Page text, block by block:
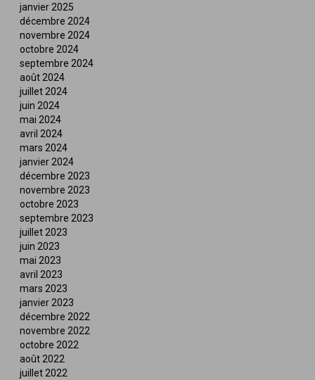
janvier 2025
décembre 2024
novembre 2024
octobre 2024
septembre 2024
août 2024
juillet 2024
juin 2024
mai 2024
avril 2024
mars 2024
janvier 2024
décembre 2023
novembre 2023
octobre 2023
septembre 2023
juillet 2023
juin 2023
mai 2023
avril 2023
mars 2023
janvier 2023
décembre 2022
novembre 2022
octobre 2022
août 2022
juillet 2022